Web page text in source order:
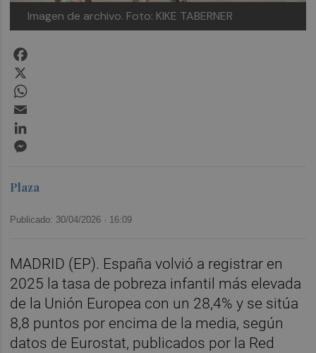
Imagen de archivo. Foto: KIKE TABERNER
Plaza
Publicado: 30/04/2026 · 16:09
MADRID (EP). España volvió a registrar en
2025 la tasa de pobreza infantil más elevada
de la Unión Europea con un 28,4% y se sitúa
8,8 puntos por encima de la media, según
datos de Eurostat, publicados por la Red